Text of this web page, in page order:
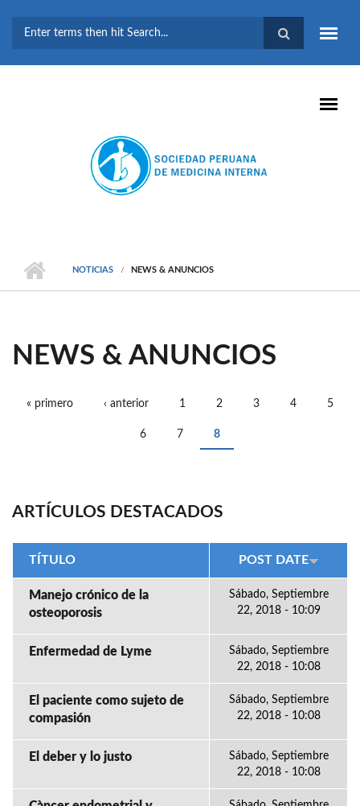
BÚSQUEDA
NOTICIAS NEWS & ANUNCIOS
NEWS & ANUNCIOS
« primero ‹ anterior 1 2 3 4 5
6 7 8
ARTÍCULOS DESTACADOS
TÍTULO POST DATE
Manejo crónico de la
osteoporosis
Sábado, Septiembre
22, 2018 - 10:09
Enfermedad de Lyme
Sábado, Septiembre
22, 2018 - 10:08
El paciente como sujeto de
compasión
Sábado, Septiembre
22, 2018 - 10:08
El deber y lo justo
Sábado, Septiembre
22, 2018 - 10:08